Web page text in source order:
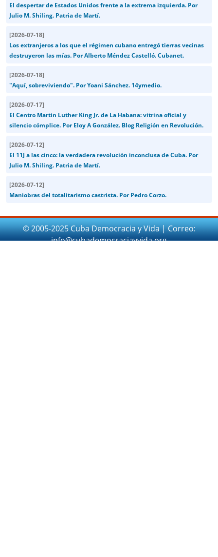
El despertar de Estados Unidos frente a la extrema izquierda. Por
Julio M. Shiling. Patria de Martí.
[2026-07-18]
Los extranjeros a los que el régimen cubano entregó tierras vecinas
destruyeron las mías. Por Alberto Méndez Castelló. Cubanet.
[2026-07-18]
"Aquí, sobreviviendo". Por Yoani Sánchez. 14ymedio.
[2026-07-17]
El Centro Martin Luther King Jr. de La Habana: vitrina oficial y
silencio cómplice. Por Eloy A González. Blog Religión en Revolución.
[2026-07-12]
El 11J a las cinco: la verdadera revolución inconclusa de Cuba. Por
Julio M. Shiling. Patria de Martí.
[2026-07-12]
Maniobras del totalitarismo castrista. Por Pedro Corzo.
© 2005-2025 Cuba Democracia y Vida | Correo:
info@cubademocraciayvida.org